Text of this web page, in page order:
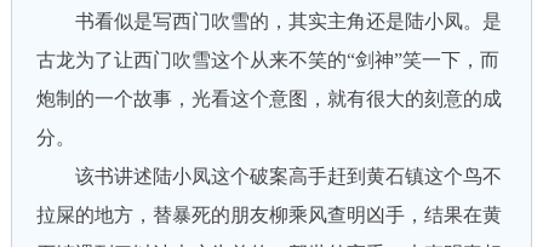
书看似是写西门吹雪的，其实主角还是陆小凤。是
古龙为了让西门吹雪这个从来不笑的“剑神”笑一下，而
炮制的一个故事，光看这个意图，就有很大的刻意的成
分。
该书讲述陆小凤这个破案高手赶到黄石镇这个鸟不
拉屎的地方，替暴死的朋友柳乘风查明凶手，结果在黄